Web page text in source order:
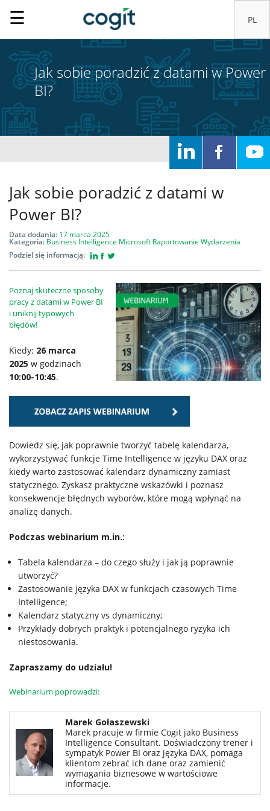
Home
Systemy
IT
Usługi
Klienci
Kariera
O
firmie
Kontakt
☰
Jak sobie poradzić z datami w Power
BI?
Jak sobie poradzić z datami w
Power BI?
Data dodania: 17 marca 2025
Kategoria: Business Intelligence Microsoft Raportowanie Wydarzenia
Podziel się informacją:
Poznaj skuteczne sposoby
pracy z datami w Power BI
i uniknij typowych
błędów!
Kiedy: 26 marca
2025 w godzinach
10:00-10:45.
Dowiedz się, jak poprawnie tworzyć tabelę kalendarza,
wykorzystywać funkcje Time Intelligence w języku DAX oraz
kiedy warto zastosować kalendarz dynamiczny zamiast
statycznego. Zyskasz praktyczne wskazówki i poznasz
konsekwencje błędnych wyborów, które mogą wpłynąć na
analizę danych.
Podczas webinarium m.in.:
Tabela kalendarza – do czego służy i jak ją poprawnie
utworzyć?
Zastosowanie języka DAX w funkcjach czasowych Time
Intelligence;
Kalendarz statyczny vs dynamiczny;
Przykłady dobrych praktyk i potencjalnego ryzyka ich
niestosowania.
Zapraszamy do udziału!
Webinarium poprowadzi:
Marek Gołaszewski
Marek pracuje w firmie Cogit jako Business
Intelligence Consultant. Doświadczony trener i
sympatyk Power BI oraz języka DAX, pomaga
klientom zebrać ich dane oraz zamienić
wymagania biznesowe w wartościowe
informacje.